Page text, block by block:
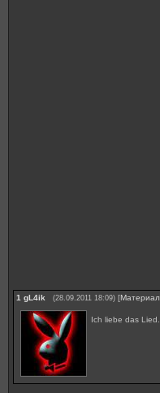
1 gL4ik (28.09.2011 18:09) [Материал
Ich liebe das